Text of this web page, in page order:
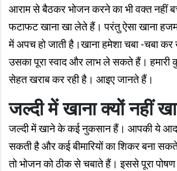
आराम से बैठकर भोजन करने का भी वक्त नहीं
फटाफट खाना खा लेते हैं। परंतु ऐसा खाना हजम
में अपच हो जाती है।खाना हमेशा चबा -चबा कर
उसका पूरा स्वाद और लाभ ले सकते हैं।
सेहत खराब कर रही है। आइए जानते हैं।
जल्दी में खाना क्यों नहीं
जल्दी में खाने के कई नुकसान हैं। आपकी ये
सकती है और कई बीमारियों का शिकर बना
तो भोजन को ठीक से चबाते हैं। इससे पूरा पोषण